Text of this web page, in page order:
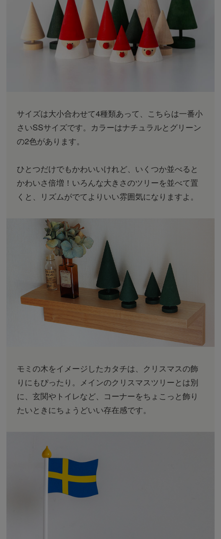
サイズは大小合わせて4種類あって、こちらは一番小
さいSSサイズです。カラーはナチュラルとグリーン
の2色があります。
ひとつだけでもかわいいけれど、いくつか並べると
かわいさ倍増！いろんな大きさのツリーを並べて置
くと、リズムがでてよりいい雰囲気になりますよ。
モミの木をイメージしたカタチは、クリスマスの飾
りにもぴったり。メインのクリスマスツリーとは別
に、玄関やトイレなど、コーナーをちょこっと飾り
たいときにちょうどいい存在感です。